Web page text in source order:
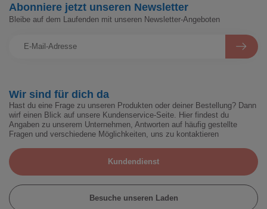
Wir sind für dich da
Hast du eine Frage zu unseren Produkten oder deiner Bestellung? Dann
wirf einen Blick auf unsere Kundenservice-Seite. Hier findest du
Angaben zu unserem Unternehmen, Antworten auf häufig gestellte
Fragen und verschiedene Möglichkeiten, uns zu kontaktieren
Kundendienst
Besuche unseren Laden
Abonniere jetzt unseren Newsletter
Bleibe auf dem Laufenden mit unseren Newsletter-Angeboten